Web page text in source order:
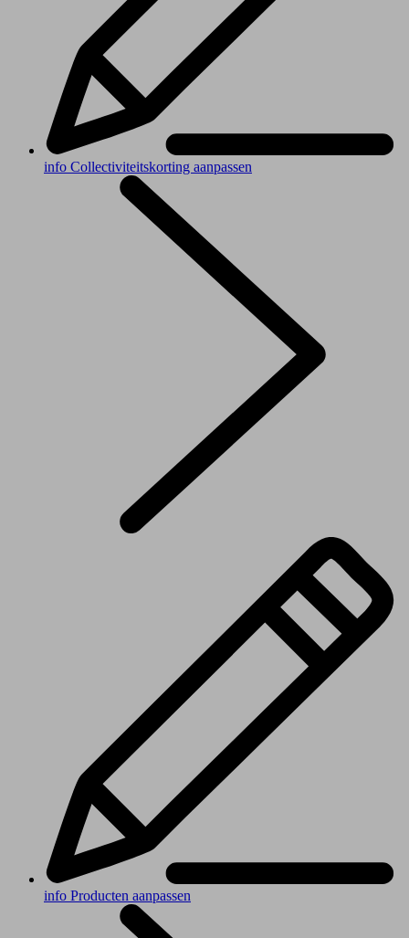
info Collectiviteitskorting aanpassen
info Producten aanpassen